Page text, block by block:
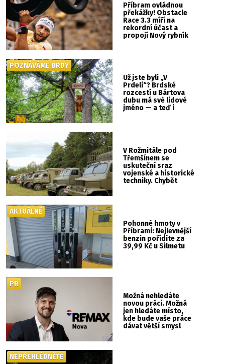
Příbram ovládnou
překážky! Obstacle
Race 3.3 míří na
rekordní účast a
propojí Nový rybník
Už jste byli „V
Prdeli“? Brdské
rozcestí u Bártova
dubu má své lidové
jméno — a teď i
POZNÁVÁME BRDY
V Rožmitále pod
Třemšínem se
uskuteční sraz
vojenské a historické
techniky. Chybět
Pohonné hmoty v
Příbrami: Nejlevnější
benzin pořídíte za
39,99 Kč u Silmetu
AKTUÁLNĚ
Možná nehledáte
novou práci. Možná
jen hledáte místo,
kde bude vaše práce
dávat větší smysl
PR
NEPŘEHLÉDNĚTE